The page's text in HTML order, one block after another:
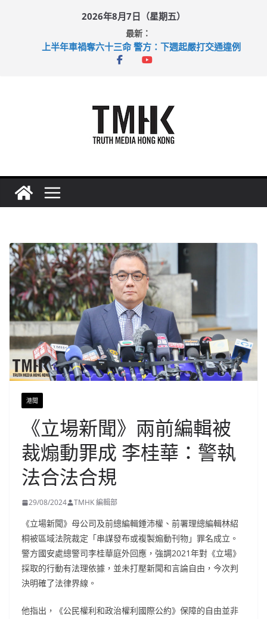
2026年8月7日（星期五）
最新：
上半年車禍奪六十三命 警方：下週起嚴打交通違例
性罪行修例獲九成支持 鄧炳強：爭取今屆任期內完成立法
港聞
《立場新聞》兩前編輯被
裁煽動罪成 李桂華：警執
法合法合規
29/08/2024 TMHK 編輯部
《立場新聞》母公司及前總編輯鍾沛權、前署理總編輯林紹
桐被區域法院裁定「串謀發布或複製煽動刊物」罪名成立。
警方國安處總警司李桂華庭外回應，強調2021年對《立場》
採取的行動有法理依據，並未打壓新聞和言論自由，今次判
決明確了法律界線。
他指出，《公民權利和政治權利國際公約》保障的自由並非